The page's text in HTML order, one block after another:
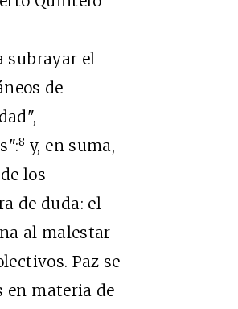
subrayar el
de
8 y, en suma,
los
de duda: el
al malestar
Paz se
en materia de